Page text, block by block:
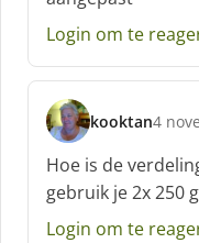
r
e
f
Login om te
kooktan
s
c
h
r
e
4
Hoe is de
gebruik je 2x 250
Login om te